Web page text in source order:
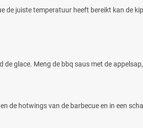
de juiste temperatuur heeft bereikt kan de
de glace. Meng de bbq saus met de
de hotwings van de barbecue en in een